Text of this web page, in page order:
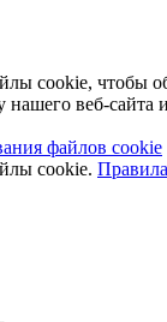
cookie, чтобы
веб-сайта
файлов cookie
cookie.